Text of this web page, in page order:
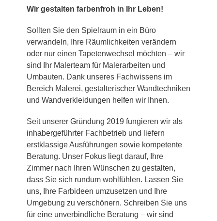
Wir gestalten farbenfroh in Ihr Leben!
Sollten Sie den Spielraum in ein Büro
verwandeln, Ihre Räumlichkeiten verändern
oder nur einen Tapetenwechsel möchten – wir
sind Ihr Malerteam für Malerarbeiten und
Umbauten. Dank unseres Fachwissens im
Bereich Malerei, gestalterischer Wandtechniken
und Wandverkleidungen helfen wir Ihnen.
Seit unserer Gründung 2019 fungieren wir als
inhabergeführter Fachbetrieb und liefern
erstklassige Ausführungen sowie kompetente
Beratung. Unser Fokus liegt darauf, Ihre
Zimmer nach Ihren Wünschen zu gestalten,
dass Sie sich rundum wohlfühlen. Lassen Sie
uns, Ihre Farbideen umzusetzen und Ihre
Umgebung zu verschönern. Schreiben Sie uns
für eine unverbindliche Beratung – wir sind